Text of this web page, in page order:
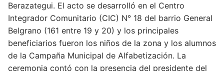
Berazategui. El acto se desarrolló en el Centro
Integrador Comunitario (CIC) N° 18 del barrio General
Belgrano (161 entre 19 y 20) y los principales
beneficiarios fueron los niños de la zona y los alumnos
de la Campaña Municipal de Alfabetización. La
ceremonia contó con la presencia del presidente del